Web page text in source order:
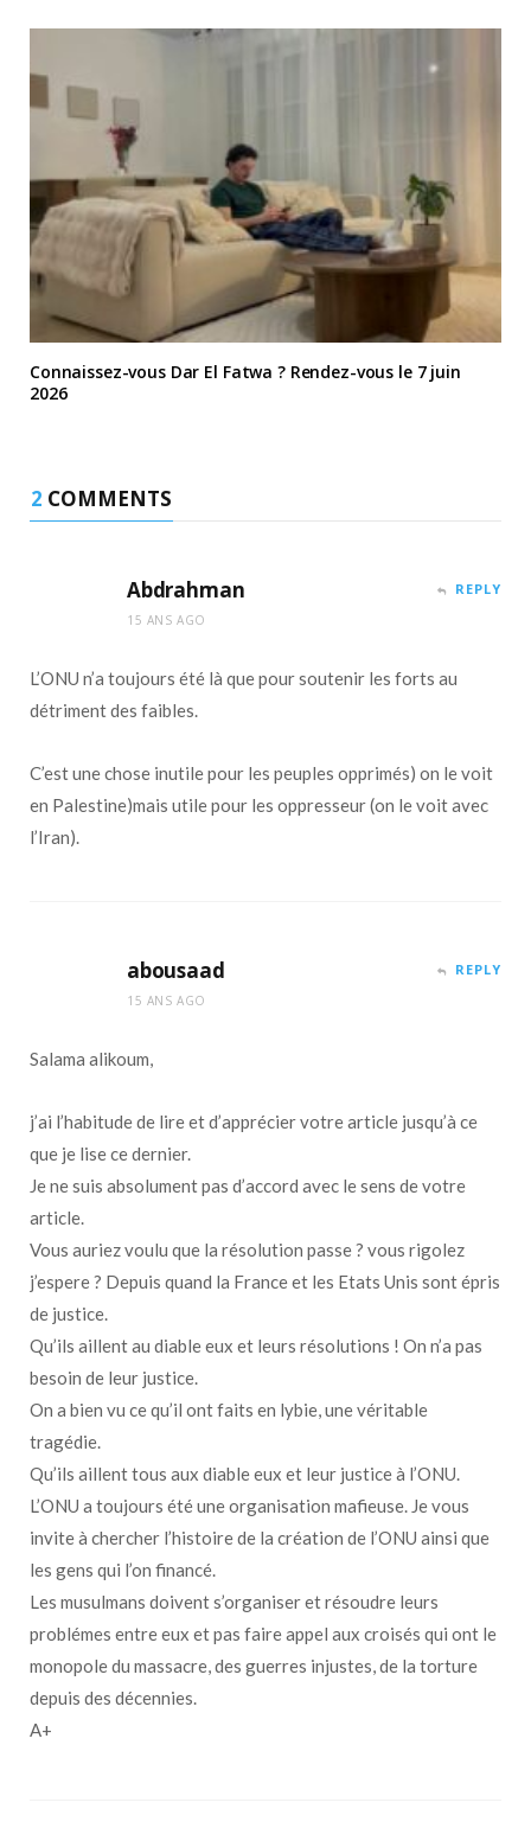
Connaissez-vous Dar El Fatwa ? Rendez-vous le 7 juin
2026
2 COMMENTS
Abdrahman
15 ANS AGO
REPLY
L’ONU n’a toujours été là que pour soutenir les forts au
détriment des faibles.
C’est une chose inutile pour les peuples opprimés) on le voit
en Palestine)mais utile pour les oppresseur (on le voit avec
l’Iran).
abousaad
15 ANS AGO
REPLY
Salama alikoum,
j’ai l’habitude de lire et d’apprécier votre article jusqu’à ce
que je lise ce dernier.
Je ne suis absolument pas d’accord avec le sens de votre
article.
Vous auriez voulu que la résolution passe ? vous rigolez
j’espere ? Depuis quand la France et les Etats Unis sont épris
de justice.
Qu’ils aillent au diable eux et leurs résolutions ! On n’a pas
besoin de leur justice.
On a bien vu ce qu’il ont faits en lybie, une véritable
tragédie.
Qu’ils aillent tous aux diable eux et leur justice à l’ONU.
L’ONU a toujours été une organisation mafieuse. Je vous
invite à chercher l’histoire de la création de l’ONU ainsi que
les gens qui l’on financé.
Les musulmans doivent s’organiser et résoudre leurs
problémes entre eux et pas faire appel aux croisés qui ont le
monopole du massacre, des guerres injustes, de la torture
depuis des décennies.
A+